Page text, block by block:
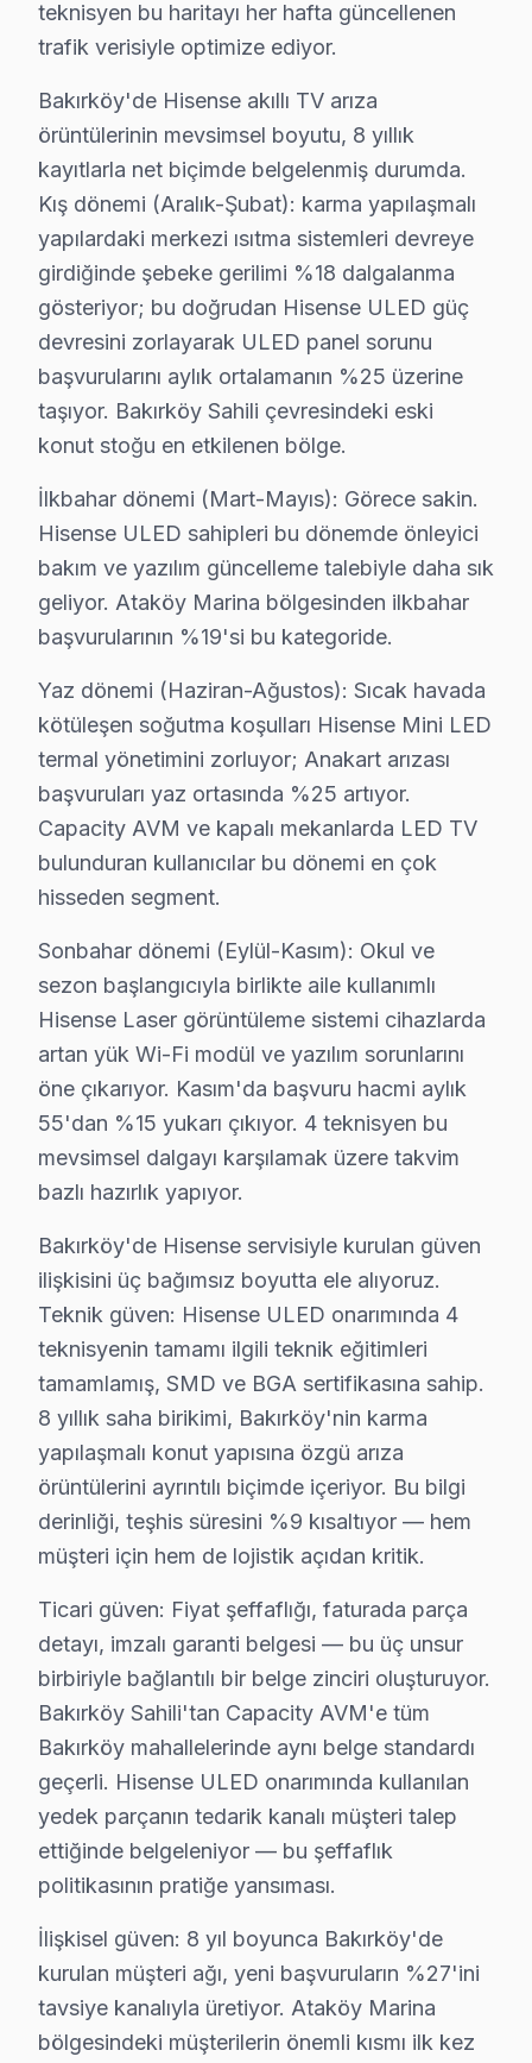
Bakırköy Hisense Orijinal Yedek Parça –
Bakırköy'de Hisense televizyonlarınız için orijinal
Bakırköy panel yedek parça hizmetlerimiz:
• Bakırköy'de Panel (LCD, OLED, QLED) ve LED
• Bakırköy'de Anakart (mainboard) ve güç kartı
• Bakırköy'de T-Con kartı ve inverter kart değişimi
• Bakırköy'de uzaktan kumanda alıcısı ve HDMI port
• Bakırköy'de tüm parçalarda 2 yıl garanti
• Hızlı tedarik: çoğu parça Bakırköy stoğumuzda
Bakırköy'de muadil parça kullanımının riskleri:
Bakırköy Hisense Servis Maliyetleri –
Bakırköy'da Hisense LED TV servis fiyatları, arıza
Bakırköy'de Hisense görüntüleme sistemi tamir
• Kapasitör değişimi (anakart): ₺250 – ₺600
• Panel (ekran) değişimi: ₺1.500 – ₺8.000 (boyut ve
• LED backlight tamiri: ₺500 – ₺2.000
• Ses kartı/hoparlör tamiri: ₺300 – ₺700
• Anakart tamiri/değişimi: ₺500 – ₺1.800
• Yazılım güncelleme ve hata giderme: ₺200 – ₺500
• T-Con kartı değişimi: ₺350 – ₺900
Bakırköy fiyat politikamız — Bakırköy servisimizde
• Bakırköy servisimizde parça ve işçilik fiyatları ayrı
• Bakırköy'de kapıda nakit veya kredi kartı ile ödeme
• Taksit seçeneği mevcuttur
Not: Bakırköy'de nihai fiyat, arıza teşhisinden sonra
Bakırköy Hisense TV Tamir Garantisi – Yazılı
Hisense TV Servis Garanti Belgesi – Yazılı ve İmzalı Güvence
Bakırköy'de her onarımda ne sağlıyoruz?
• 2 yıl yazılı işçilik garantisi
• Bakırköy'de kullanılan orijinal parçalar için 2 yıl
• Aynı sorunun tekrarı → Bakırköy'de ücretsiz
• Resmi fatura + garanti belgesi (kağıt/dijital)
Bakırköy'de garanti süreci nasıl işler?
Onarım bittikten sonra Bakırköy servisimizde imzalı
Bakırköy'da Hisense servisi sonrası güvende olun.
TV arızası beklemez — biz de bekletmeyiz.
Hızlı müdahale garantimiz:
• Bakırköy'de ekspres servis: 4 saat içinde müdahale
• Teknisyen yolda iken anlık konum bildirimi
• Bakırköy parça temin süresi: aynı gün (stokta
• Bakırköy'de iş yerine özel mesai saati dışı servis
• Servis tamamlandığında e-posta/SMS bildirimi
Gün içinde Bakırköy'da Hisense servis randevusu
Bakırköy Hisense TV Uzmanı – 15 Yıllık
Bakırköy'da Hisense servis hizmetlerimiz, alanında
Teknisyen kadromuzun özellikleri:
teknisyen bu haritayı her hafta güncellenen
trafik verisiyle optimize ediyor.
Bakırköy'de Hisense akıllı TV arıza
örüntülerinin mevsimsel boyutu, 8 yıllık
kayıtlarla net biçimde belgelenmiş durumda.
Kış dönemi (Aralık-Şubat): karma yapılaşmalı
yapılardaki merkezi ısıtma sistemleri devreye
girdiğinde şebeke gerilimi %18 dalgalanma
gösteriyor; bu doğrudan Hisense ULED güç
devresini zorlayarak ULED panel sorunu
başvurularını aylık ortalamanın %25 üzerine
taşıyor. Bakırköy Sahili çevresindeki eski
konut stoğu en etkilenen bölge.
İlkbahar dönemi (Mart-Mayıs): Görece sakin.
Hisense ULED sahipleri bu dönemde önleyici
bakım ve yazılım güncelleme talebiyle daha sık
geliyor. Ataköy Marina bölgesinden ilkbahar
başvurularının %19'si bu kategoride.
Yaz dönemi (Haziran-Ağustos): Sıcak havada
kötüleşen soğutma koşulları Hisense Mini LED
termal yönetimini zorluyor; Anakart arızası
başvuruları yaz ortasında %25 artıyor.
Capacity AVM ve kapalı mekanlarda LED TV
bulunduran kullanıcılar bu dönemi en çok
hisseden segment.
Sonbahar dönemi (Eylül-Kasım): Okul ve
sezon başlangıcıyla birlikte aile kullanımlı
Hisense Laser görüntüleme sistemi cihazlarda
artan yük Wi-Fi modül ve yazılım sorunlarını
öne çıkarıyor. Kasım'da başvuru hacmi aylık
55'dan %15 yukarı çıkıyor. 4 teknisyen bu
mevsimsel dalgayı karşılamak üzere takvim
bazlı hazırlık yapıyor.
Bakırköy'de Hisense servisiyle kurulan güven
ilişkisini üç bağımsız boyutta ele alıyoruz.
Teknik güven: Hisense ULED onarımında 4
teknisyenin tamamı ilgili teknik eğitimleri
tamamlamış, SMD ve BGA sertifikasına sahip.
8 yıllık saha birikimi, Bakırköy'nin karma
yapılaşmalı konut yapısına özgü arıza
örüntülerini ayrıntılı biçimde içeriyor. Bu bilgi
derinliği, teşhis süresini %9 kısaltıyor — hem
müşteri için hem de lojistik açıdan kritik.
Ticari güven: Fiyat şeffaflığı, faturada parça
detayı, imzalı garanti belgesi — bu üç unsur
birbiriyle bağlantılı bir belge zinciri oluşturuyor.
Bakırköy Sahili'tan Capacity AVM'e tüm
Bakırköy mahallelerinde aynı belge standardı
geçerli. Hisense ULED onarımında kullanılan
yedek parçanın tedarik kanalı müşteri talep
ettiğinde belgeleniyor — bu şeffaflık
politikasının pratiğe yansıması.
İlişkisel güven: 8 yıl boyunca Bakırköy'de
kurulan müşteri ağı, yeni başvuruların %27'ini
tavsiye kanalıyla üretiyor. Ataköy Marina
bölgesindeki müşterilerin önemli kısmı ilk kez